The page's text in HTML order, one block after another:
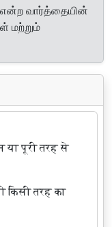
வார்த்தையின்
மற்றும்
या पूरी तरह से
किसी तरह का